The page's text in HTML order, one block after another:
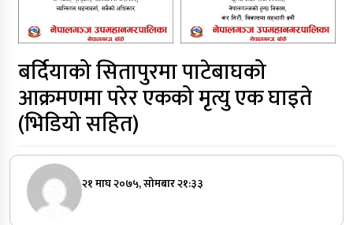
बर्दियाको सितापुरमा पाटेबाघको
आक्रमणमा परेर एकको मृत्यु एक घाइते
(भिडियो सहित)
२१ माघ २०७५, सोमबार २१:३३